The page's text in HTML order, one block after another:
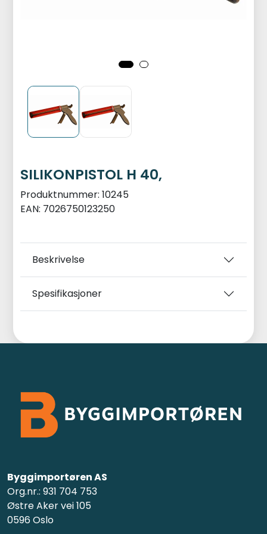
SILIKONPISTOL H 40,
Produktnummer: 10245
EAN: 7026750123250
Beskrivelse
Spesifikasjoner
Byggimportøren AS
Org.nr.: 931 704 753
Østre Aker vei 105
0596 Oslo